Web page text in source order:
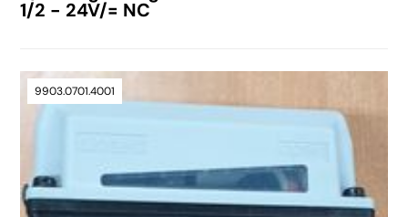
1/2 - 24V/= NC
9903.0701.4001